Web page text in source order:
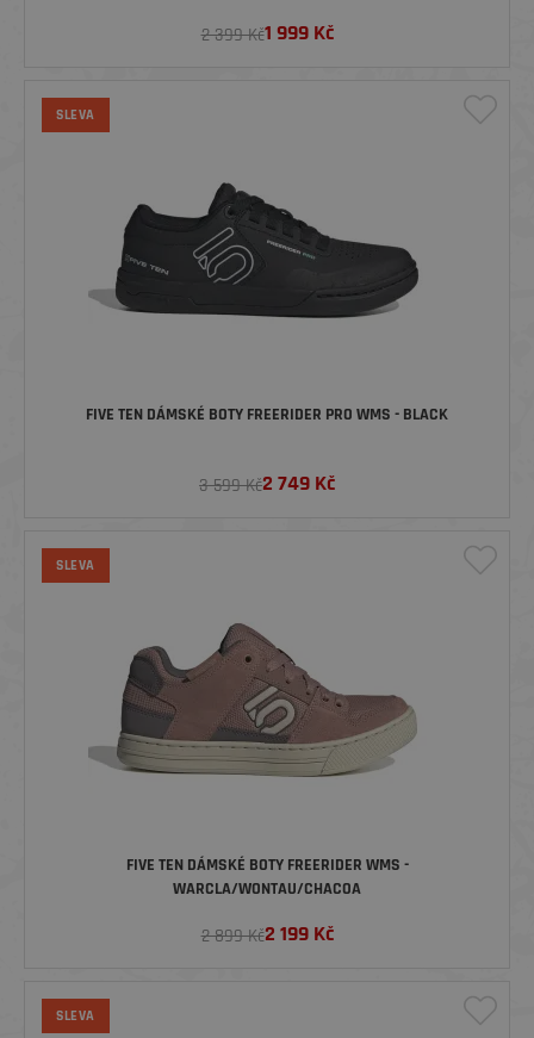
2 399 Kč1 999Kč
SLEVA
FIVE TEN DÁMSKÉ BOTY FREERIDER PRO WMS - BLACK
3 599 Kč2 749 Kč
SLEVA
FIVE TEN DÁMSKÉ BOTY FREERIDER WMS -
WARCLA/WONTAU/CHACOA
2 899 Kč2 199Kč
SLEVA